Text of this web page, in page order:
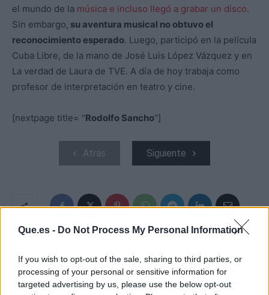
Que.es - Do Not Process My Personal Information
If you wish to opt-out of the sale, sharing to third parties, or
processing of your personal or sensitive information for
targeted advertising by us, please use the below opt-out
el mundo de la música e incluso llegó a grabar un disco.
Sin embargo, su aventura musical no obtuvo el
reconocimiento esperado. Luego, participó en la película
Cuba Libre, de la mano de José Luis López Vázquez y en
La verdad de Laura de TVE. A día de hoy trabaja como
profesor de interpretación en teatro y cine.
[nextpage title= "Rodolfo Sancho"]
Atrás Siguiente
LA TERRAZA DE
MARTINICA,
COCTELERÍA CREATIVA
HISTORIAS
INCREÍBLES DE
PERSONAS QUE HAN